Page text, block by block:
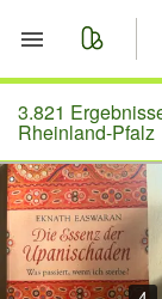
Start
Anzeige
3.821
Rheinland-Pfalz